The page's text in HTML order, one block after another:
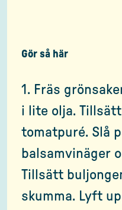
Gör så här
1. Fräs
i lite olja.
tomatpuré. Slå
balsamvinäger
Tillsätt
skumma. Lyft